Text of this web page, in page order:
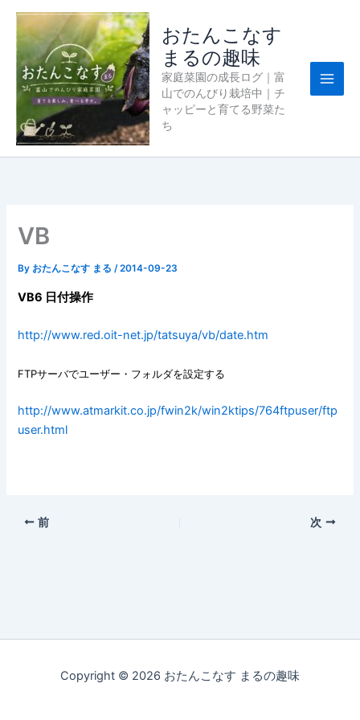
おたんこなす
まるの趣味
家庭菜園の成長ログ｜富
山でのんびり栽培中｜チ
ャッピーと育てる野菜た
ち
VB
By おたんこなす まる/2014-09-23
VB6 日付操作
http://www.red.oit-net.jp/tatsuya/vb/date.htm
FTPサーバでユーザー・フォルダを設定する
http://www.atmarkit.co.jp/fwin2k/win2ktips/764ftpuser/ftp
user.html
前 次
Copyright © 2026 おたんこなす まるの趣味